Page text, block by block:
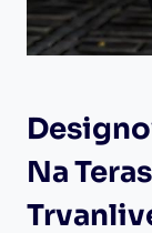
Na